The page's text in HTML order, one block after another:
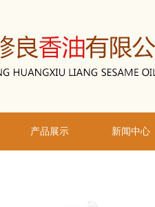
产品展示 新闻中心